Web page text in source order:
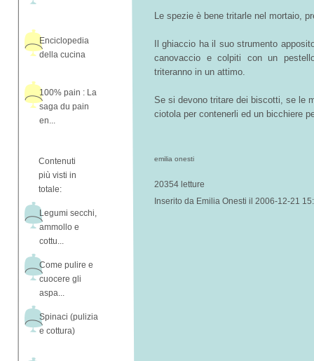
Enciclopedia
della cucina
100% pain : La
saga du pain
en...
Contenuti
più visti in
totale:
Legumi secchi,
ammollo e
cottu...
Come pulire e
cuocere gli
aspa...
Spinaci (pulizia
e cottura)
Le spezie è bene tritarle nel mortaio,
Il ghiaccio ha il suo strumento
canovaccio e colpiti con un
triteranno in un attimo.
Se si devono tritare dei biscotti, se le
ciotola per contenerli ed un bicchiere
emilia onesti
20354 letture
Inserito da Emilia Onesti il 2006-12-21